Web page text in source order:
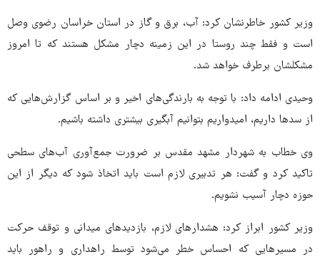
وزیر کشور خاطرنشان کرد: آب، برق و گاز در استان خراسان رضوی وصل
است و فقط چند روستا در این زمینه دچار مشکل هستند که تا امروز
مشکلشان برطرف خواهد شد.
وحیدی ادامه داد: با توجه به بارندگی‌های اخیر و بر اساس گزارش‌هایی که
از سدها داریم، امیدواریم بتوانیم آبگیری بیشتری داشته باشیم.
وی خطاب به شهردار مشهد مقدس بر ضرورت جمع‌آوری آب‌های سطحی
تاکید کرد و گفت: هر تدبیری لازم است باید اتخاذ شود که دیگر از این
حوزه دچار آسیب نشویم.
وزیر کشور ابراز کرد: هشدارهای لازم، بازدیدهای میدانی و توقف حرکت
در مسیرهایی که احساس خطر می‌شود توسط راهداری و راهور باید